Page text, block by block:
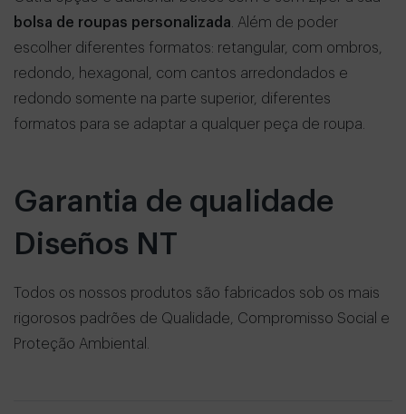
bolsa de roupas personalizada. Além de poder
escolher diferentes formatos: retangular, com ombros,
redondo, hexagonal, com cantos arredondados e
redondo somente na parte superior, diferentes
formatos para se adaptar a qualquer peça de roupa.
Garantia de qualidade
Diseños NT
Todos os nossos produtos são fabricados sob os mais
rigorosos padrões de Qualidade, Compromisso Social e
Proteção Ambiental.